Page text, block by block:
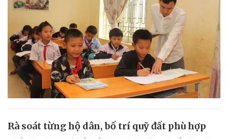
Rà soát từng hộ dân, bố trí quỹ đất phù hợp